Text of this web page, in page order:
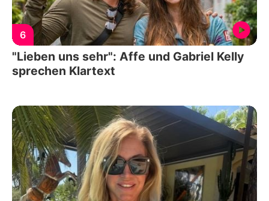
6
"Lieben uns sehr": Affe und Gabriel Kelly
sprechen Klartext